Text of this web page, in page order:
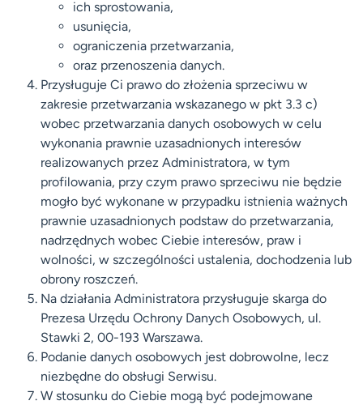
ich sprostowania,
usunięcia,
ograniczenia przetwarzania,
oraz przenoszenia danych.
Przysługuje Ci prawo do złożenia sprzeciwu w
zakresie przetwarzania wskazanego w pkt 3.3 c)
wobec przetwarzania danych osobowych w celu
wykonania prawnie uzasadnionych interesów
realizowanych przez Administratora, w tym
profilowania, przy czym prawo sprzeciwu nie będzie
mogło być wykonane w przypadku istnienia ważnych
prawnie uzasadnionych podstaw do przetwarzania,
nadrzędnych wobec Ciebie interesów, praw i
wolności, w szczególności ustalenia, dochodzenia lub
obrony roszczeń.
Na działania Administratora przysługuje skarga do
Prezesa Urzędu Ochrony Danych Osobowych, ul.
Stawki 2, 00-193 Warszawa.
Podanie danych osobowych jest dobrowolne, lecz
niezbędne do obsługi Serwisu.
W stosunku do Ciebie mogą być podejmowane